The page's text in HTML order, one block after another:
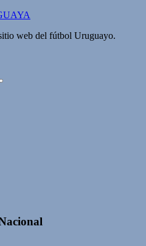
web del fútbol Uruguayo.